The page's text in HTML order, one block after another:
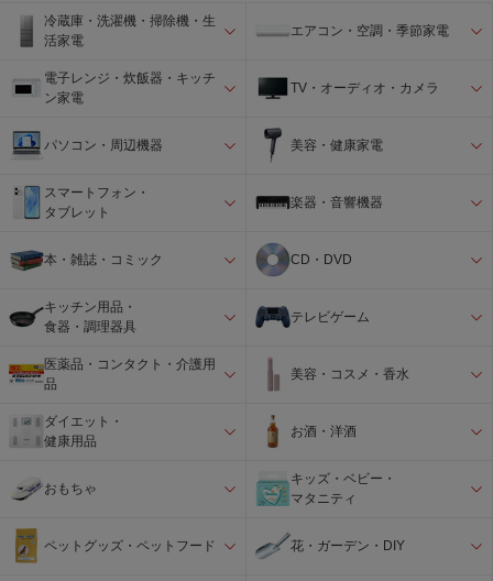
冷蔵庫・洗濯機・掃除機・生
活家電
エアコン・空調・季節家電
電子レンジ・炊飯器・キッチ
ン家電
TV・オーディオ・カメラ
パソコン・周辺機器 美容・健康家電
スマートフォン・
タブレット
楽器・音響機器
本・雑誌・コミック CD・DVD
キッチン用品・
食器・調理器具
テレビゲーム
医薬品・コンタクト・介護用
品
美容・コスメ・香水
ダイエット・
健康用品
お酒・洋酒
おもちゃ
キッズ・ベビー・
マタニティ
ペットグッズ・ペットフード 花・ガーデン・DIY